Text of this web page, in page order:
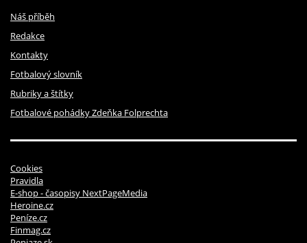
Náš příběh
Redakce
Kontakty
Fotbalový slovník
Rubriky a štítky
Fotbalové pohádky Zdeňka Folprechta
Cookies
Pravidla
E-shop - časopisy NextPageMedia
Heroine.cz
Peníze.cz
Finmag.cz